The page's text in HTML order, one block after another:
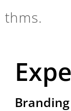
thms.
Branding